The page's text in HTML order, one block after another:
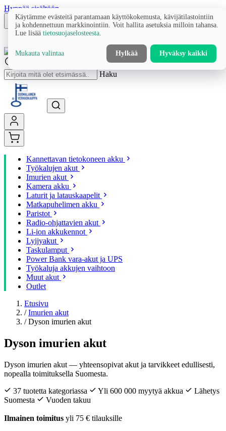
Hyppää sisältöön
Haku
Kannettavan tietokoneen akku
Työkalujen akut
Imurien akut
Kamera akku
Laturit ja latauskaapelit
Matkapuhelimen akku
Paristot
Radio-ohjattavien akut
Li-ion akkukennot
Lyijyakut
Taskulamput
Power Bank vara-akut ja UPS
Työkaluja akkujen vaihtoon
Muut akut
Outlet
Etusivu
/ Imurien akut
/ Dyson imurien akut
Dyson imurien akut
Dyson imurien akut — yhteensopivat akut ja tarvikkeet edullisesti,
nopealla toimituksella Suomesta.
37 tuotetta kategoriassa
Yli 600 000 myytyä akkua
Lähetys
Suomesta
Vuoden takuu
Ilmainen toimitus yli 75 € tilauksille
Käytämme evästeitä parantamaan käyttökokemusta, kävijätilastointiin
ja kohdennettuun markkinointiin. Voit hallita asetuksia milloin tahansa.
Lue lisää tietosuojaselosteesta
Mukauta valintaa Hylkää Hyväksy kaikki